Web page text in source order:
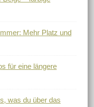
Mehr Platz und
für eine längere
was du über das